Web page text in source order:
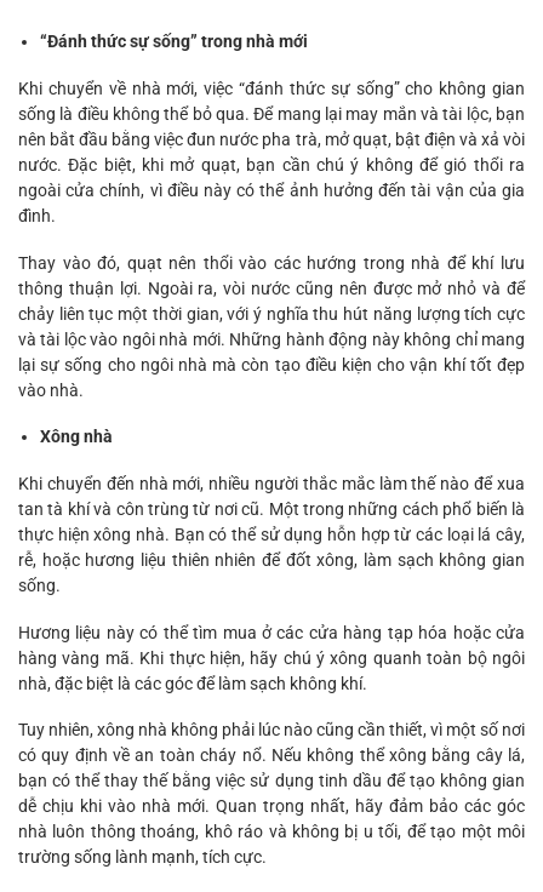
“Đánh thức sự sống” trong nhà mới
Khi chuyển về nhà mới, việc “đánh thức sự sống” cho không gian
sống là điều không thể bỏ qua. Để mang lại may mắn và tài lộc, bạn
nên bắt đầu bằng việc đun nước pha trà, mở quạt, bật điện và xả vòi
nước. Đặc biệt, khi mở quạt, bạn cần chú ý không để gió thổi ra
ngoài cửa chính, vì điều này có thể ảnh hưởng đến tài vận của gia
đình.
Thay vào đó, quạt nên thổi vào các hướng trong nhà để khí lưu
thông thuận lợi. Ngoài ra, vòi nước cũng nên được mở nhỏ và để
chảy liên tục một thời gian, với ý nghĩa thu hút năng lượng tích cực
và tài lộc vào ngôi nhà mới. Những hành động này không chỉ mang
lại sự sống cho ngôi nhà mà còn tạo điều kiện cho vận khí tốt đẹp
vào nhà.
Xông nhà
Khi chuyển đến nhà mới, nhiều người thắc mắc làm thế nào để xua
tan tà khí và côn trùng từ nơi cũ. Một trong những cách phổ biến là
thực hiện xông nhà. Bạn có thể sử dụng hỗn hợp từ các loại lá cây,
rễ, hoặc hương liệu thiên nhiên để đốt xông, làm sạch không gian
sống.
Hương liệu này có thể tìm mua ở các cửa hàng tạp hóa hoặc cửa
hàng vàng mã. Khi thực hiện, hãy chú ý xông quanh toàn bộ ngôi
nhà, đặc biệt là các góc để làm sạch không khí.
Tuy nhiên, xông nhà không phải lúc nào cũng cần thiết, vì một số nơi
có quy định về an toàn cháy nổ. Nếu không thể xông bằng cây lá,
bạn có thể thay thế bằng việc sử dụng tinh dầu để tạo không gian
dễ chịu khi vào nhà mới. Quan trọng nhất, hãy đảm bảo các góc
nhà luôn thông thoáng, khô ráo và không bị u tối, để tạo một môi
trường sống lành mạnh, tích cực.